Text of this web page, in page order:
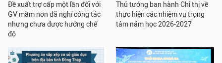
Đề xuất trợ cấp một lần đối với
GV mầm non đã nghỉ công tác
nhưng chưa được hưởng chế
độ
Thủ tướng ban hành Chỉ thị về
thực hiện các nhiệm vụ trọng
tâm năm học 2026-2027